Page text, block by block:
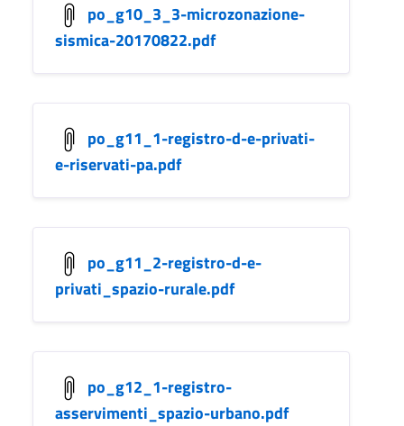
po_g10_3_3-microzonazione-
sismica-20170822.pdf
po_g11_1-registro-d-e-privati-
e-riservati-pa.pdf
po_g11_2-registro-d-e-
privati_spazio-rurale.pdf
po_g12_1-registro-
asservimenti_spazio-urbano.pdf